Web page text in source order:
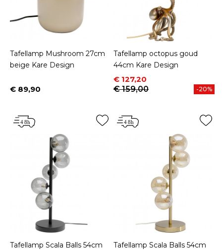
Tafellamp Mushroom 27cm
beige Kare Design
Prijs
€ 89,90
Tafellamp octopus goud
44cm Kare Design
Prijs
€ 127,20
Normale prijs
€ 159,00
-20%
Tafellamp Scala Balls 54cm
Tafellamp Scala Balls 54cm